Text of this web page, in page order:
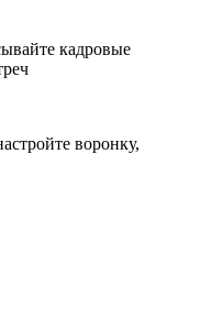
кадровые
воронку,